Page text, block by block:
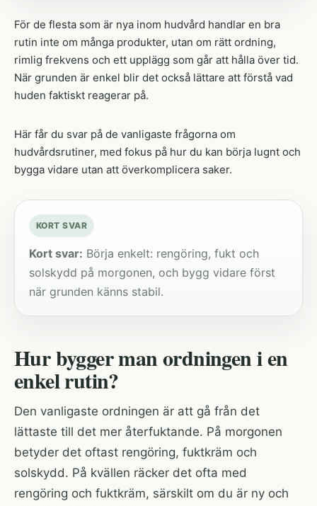
För de flesta som är nya inom hudvård handlar en bra
rutin inte om många produkter, utan om rätt ordning,
rimlig frekvens och ett upplägg som går att hålla över tid.
När grunden är enkel blir det också lättare att förstå vad
huden faktiskt reagerar på.
Här får du svar på de vanligaste frågorna om
hudvårdsrutiner, med fokus på hur du kan börja lugnt och
bygga vidare utan att överkomplicera saker.
KORT SVAR
Kort svar: Börja enkelt: rengöring, fukt och
solskydd på morgonen, och bygg vidare först
när grunden känns stabil.
Hur bygger man ordningen i en
enkel rutin?
Den vanligaste ordningen är att gå från det
lättaste till det mer återfuktande. På morgonen
betyder det oftast rengöring, fuktkräm och
solskydd. På kvällen räcker det ofta med
rengöring och fuktkräm, särskilt om du är ny och